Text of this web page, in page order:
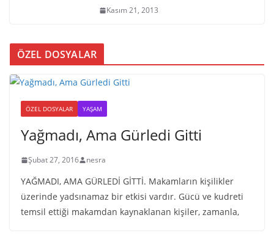
Kasım 21, 2013
ÖZEL DOSYALAR
ÖZEL DOSYALAR YAŞAM
Yağmadı, Ama Gürledi Gitti
Şubat 27, 2016 nesra
YAĞMADI, AMA GÜRLEDİ GİTTİ. Makamların kişilikler
üzerinde yadsınamaz bir etkisi vardır. Gücü ve kudreti
temsil ettiği makamdan kaynaklanan kişiler, zamanla,